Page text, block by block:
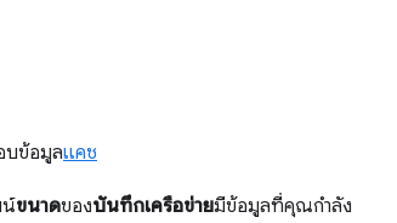
บข้อมูลแคช
น์ขนาดของบันทึกเครือข่ายมีข้อมูลที่คุณกำลัง